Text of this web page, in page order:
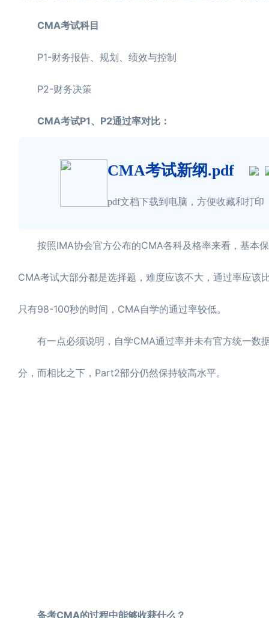
CMA考试科目
P1-财务报告、规划、绩效与控制
P2-财务决策
CMA考试P1、P2通过率对比：
CMA考试新纲.pdf
pdf文档下载到电脑，方便收藏和打印
按照IMA协会官方公布的CMA各科及格率来看，基本
CMA考试大部分都是选择题，难度应该不大，通过率应
只有98-100秒的时间，CMA自学的通过率较低。
有一点必须说明，自学CMA通过率并未有官方统一数
分，而相比之下，Part2部分仍然保持较高水平。
备考CMA的过程中能够收获什么？